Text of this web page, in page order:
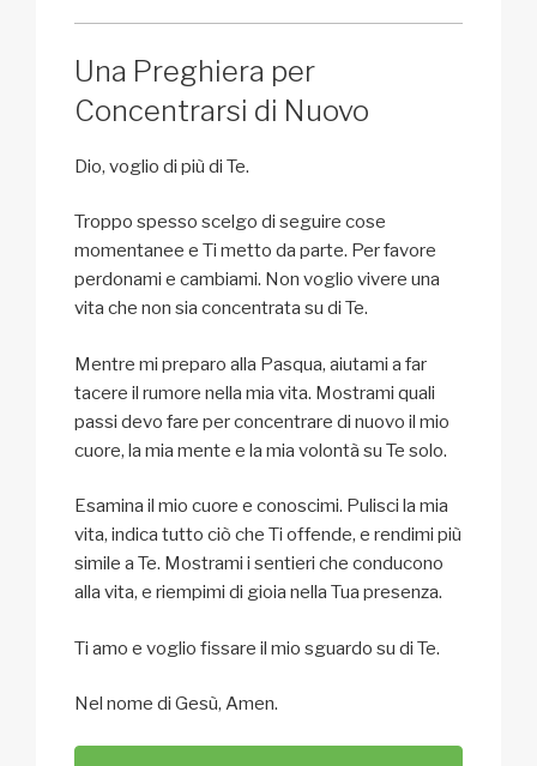
Una Preghiera per
Concentrarsi di Nuovo
Dio, voglio di più di Te.
Troppo spesso scelgo di seguire cose
momentanee e Ti metto da parte. Per favore
perdonami e cambiami. Non voglio vivere una
vita che non sia concentrata su di Te.
Mentre mi preparo alla Pasqua, aiutami a far
tacere il rumore nella mia vita. Mostrami quali
passi devo fare per concentrare di nuovo il mio
cuore, la mia mente e la mia volontà su Te solo.
Esamina il mio cuore e conoscimi. Pulisci la mia
vita, indica tutto ciò che Ti offende, e rendimi più
simile a Te. Mostrami i sentieri che conducono
alla vita, e riempimi di gioia nella Tua presenza.
Ti amo e voglio fissare il mio sguardo su di Te.
Nel nome di Gesù, Amen.